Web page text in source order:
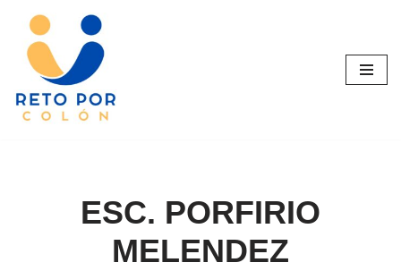
Saltar
contenido
ESC. PORFIRIO
MELENDEZ